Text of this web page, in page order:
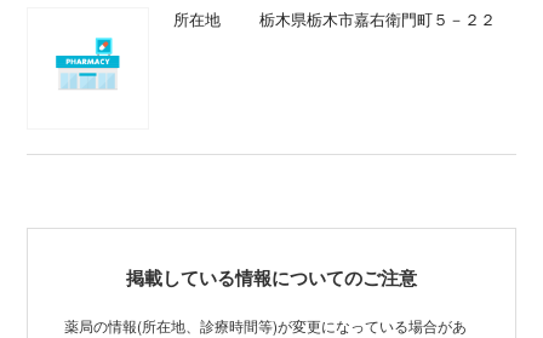
所在地 栃木県栃木市嘉右衛門町５－２２
掲載している情報についてのご注意
薬局の情報(所在地、診療時間等)が変更になっている場合があ